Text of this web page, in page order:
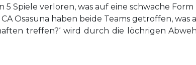
5 Spiele verloren, was auf eine schwache
Osasuna haben beide Teams getroffen,
treffen?‘ wird durch die löchrigen